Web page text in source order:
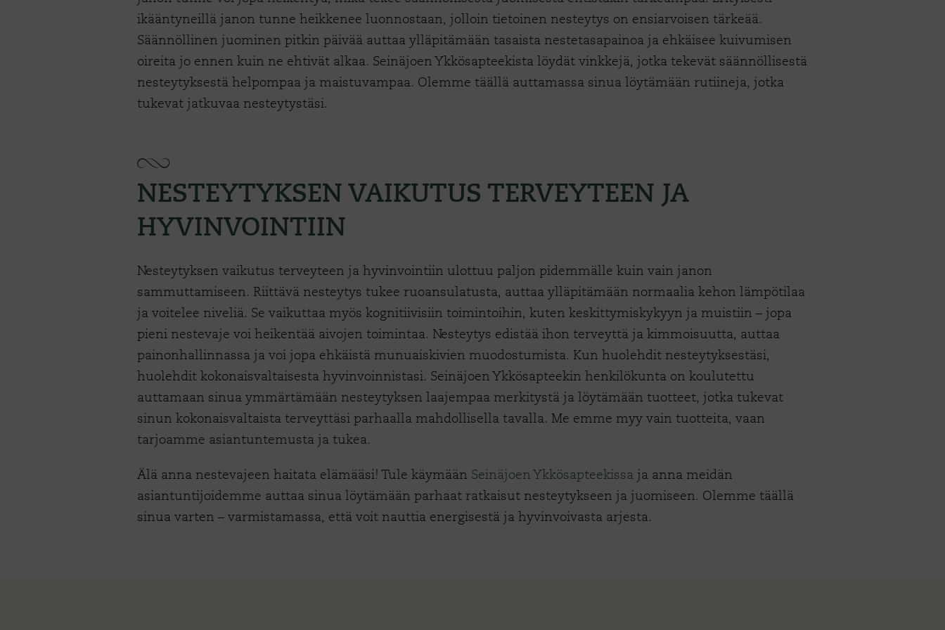
ikääntyneillä janon tunne heikkenee luonnostaan, jolloin tietoinen nesteytys on ensiarvoisen tärkeää.
Säännöllinen juominen pitkin päivää auttaa ylläpitämään tasaista nestetasapainoa ja ehkäisee kuivumisen
oireita jo ennen kuin ne ehtivät alkaa. Seinäjoen Ykkösapteekista löydät vinkkejä, jotka tekevät säännöllisestä
nesteytyksestä helpompaa ja maistuvampaa. Olemme täällä auttamassa sinua löytämään rutiineja, jotka
tukevat jatkuvaa nesteytystäsi.
NESTEYTYKSEN VAIKUTUS TERVEYTEEN JA
HYVINVOINTIIN
Nesteytyksen vaikutus terveyteen ja hyvinvointiin ulottuu paljon pidemmälle kuin vain janon
sammuttamiseen. Riittävä nesteytys tukee ruoansulatusta, auttaa ylläpitämään normaalia kehon lämpötilaa
ja voitelee niveliä. Se vaikuttaa myös kognitiivisiin toimintoihin, kuten keskittymiskykyyn ja muistiin – jopa
pieni nestevaje voi heikentää aivojen toimintaa. Nesteytys edistää ihon terveyttä ja kimmoisuutta, auttaa
painonhallinnassa ja voi jopa ehkäistä munuaiskivien muodostumista. Kun huolehdit nesteytyksestäsi,
huolehdit kokonaisvaltaisesta hyvinvoinnistasi. Seinäjoen Ykkösapteekin henkilökunta on koulutettu
auttamaan sinua ymmärtämään nesteytyksen laajempaa merkitystä ja löytämään tuotteet, jotka tukevat
sinun kokonaisvaltaista terveyttäsi parhaalla mahdollisella tavalla. Me emme myy vain tuotteita, vaan
tarjoamme asiantuntemusta ja tukea.
Älä anna nestevajeen haitata elämääsi! Tule käymään Seinäjoen Ykkösapteekissa ja anna meidän
asiantuntijoidemme auttaa sinua löytämään parhaat ratkaisut nesteytykseen ja juomiseen. Olemme täällä
sinua varten – varmistamassa, että voit nauttia energisestä ja hyvinvoivasta arjesta.